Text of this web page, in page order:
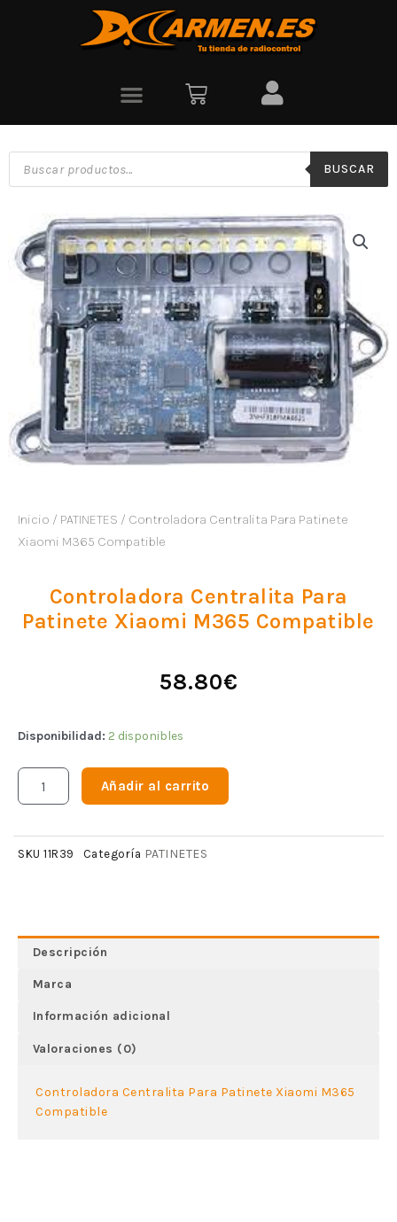
BUSCAR
Inicio / PATINETES / Controladora Centralita Para Patinete
Xiaomi M365 Compatible
Controladora Centralita Para
Patinete Xiaomi M365 Compatible
58.80€
Disponibilidad: 2 disponibles
Añadir al carrito
SKU 11R39 Categoría PATINETES
Descripción
Marca
Información adicional
Valoraciones (0)
Controladora Centralita Para Patinete Xiaomi M365
Compatible